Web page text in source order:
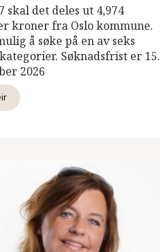
skal det deles ut 4,974
kroner fra Oslo kommune.
å søke på en av seks
Søknadsfrist er 15.
2026